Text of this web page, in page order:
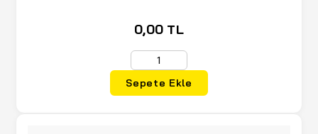
0,00 TL
Sepete Ekle